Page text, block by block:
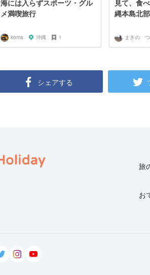
海には入らずスポーツ・グル
メ満喫旅行
koma 沖縄 1
見て、食
縄本島北
まきの
シェアする
旅
お